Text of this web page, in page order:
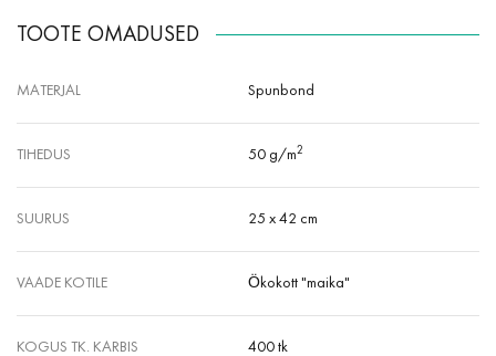
TOOTE OMADUSED
MATERJAL Spunbond
TIHEDUS 50 g/m2
SUURUS 25 x 42 cm
VAADE KOTILE Ökokott "maika"
KOGUS TK. KARBIS 400 tk